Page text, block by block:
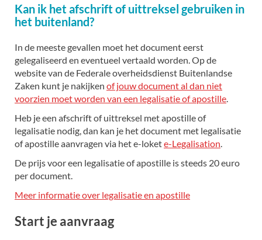
Kan ik het afschrift of uittreksel gebruiken in
het buitenland?
In de meeste gevallen moet het document eerst
gelegaliseerd en eventueel vertaald worden. Op de
website van de Federale overheidsdienst Buitenlandse
Zaken kunt je nakijken of jouw document al dan niet
voorzien moet worden van een legalisatie of apostille.
Heb je een afschrift of uittreksel met apostille of
legalisatie nodig, dan kan je het document met legalisatie
of apostille aanvragen via het e-lokete-Legalisation.
De prijs voor een legalisatie of apostille is steeds 20 euro
per document.
Meer informatie over legalisatie en apostille
Start je aanvraag